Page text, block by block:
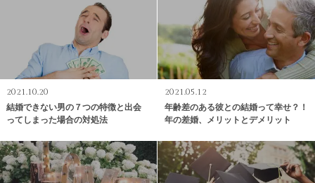
2021.10.20
結婚できない男の７つの特徴と出会
ってしまった場合の対処法
2021.05.12
年齢差のある彼との結婚って幸せ？！
年の差婚、メリットとデメリット